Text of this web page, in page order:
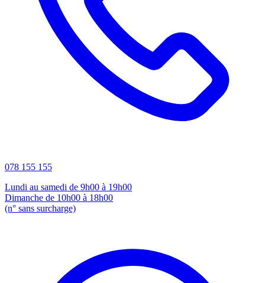
078 155 155
Lundi au samedi de 9h00 à 19h00
Dimanche de 10h00 à 18h00
(n° sans surcharge)